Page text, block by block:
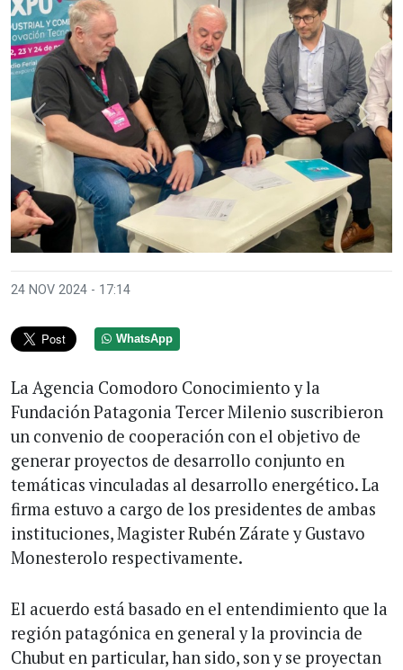
Anterior
24 NOV 2024 - 17:14
WhatsApp
La Agencia Comodoro Conocimiento y la
Fundación Patagonia Tercer Milenio suscribieron
un convenio de cooperación con el objetivo de
generar proyectos de desarrollo conjunto en
temáticas vinculadas al desarrollo energético. La
firma estuvo a cargo de los presidentes de ambas
instituciones, Magister Rubén Zárate y Gustavo
Monesterolo respectivamente.
El acuerdo está basado en el entendimiento que la
región patagónica en general y la provincia de
Chubut en particular, han sido, son y se proyectan